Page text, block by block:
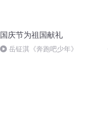
国庆节为祖国献礼
岳钲淇《奔跑吧少年》